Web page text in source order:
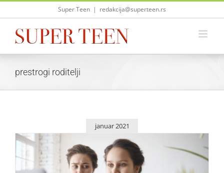
Skip
Super Teen | redakcija@superteen.rs
prestrogi roditelji
januar 2021